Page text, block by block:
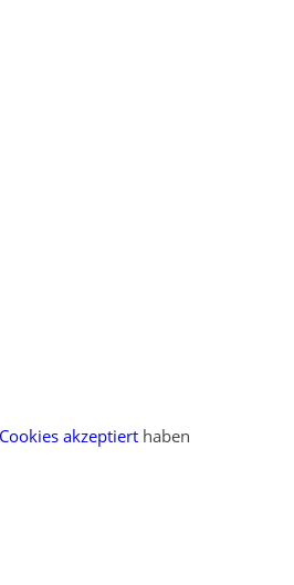
Cookies akzeptiert haben